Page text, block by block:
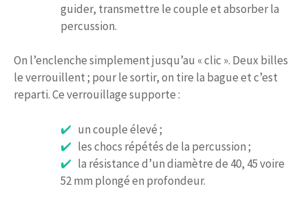
guider, transmettre le couple et absorber la
percussion.
On l’enclenche simplement jusqu’au « clic ». Deux billes
le verrouillent ; pour le sortir, on tire la bague et c’est
reparti. Ce verrouillage supporte :
un couple élevé ;
les chocs répétés de la percussion ;
la résistance d’un diamètre de 40, 45 voire
52 mm plongé en profondeur.